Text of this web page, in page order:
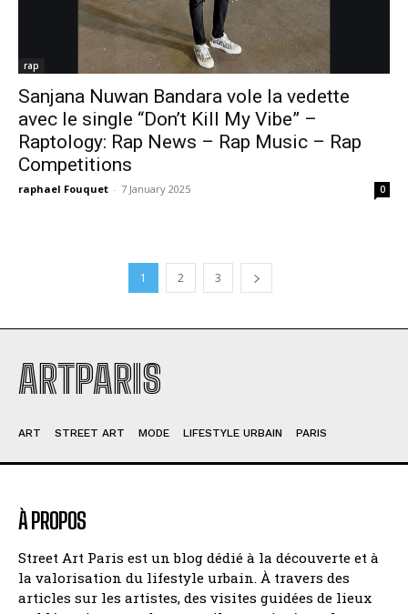
rap
Sanjana Nuwan Bandara vole la vedette
avec le single “Don’t Kill My Vibe” –
Raptology: Rap News – Rap Music – Rap
Competitions
raphael Fouquet - 7 January 2025 0
1 2 3
ARTPARIS
ART STREET ART MODE LIFESTYLE URBAIN PARIS
À PROPOS
Street Art Paris est un blog dédié à la découverte et à
la valorisation du lifestyle urbain. À travers des
articles sur les artistes, des visites guidées de lieux